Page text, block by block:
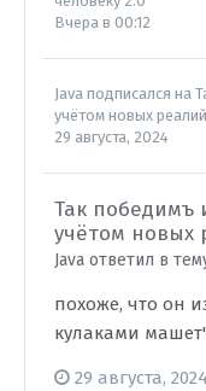
Вчера в 00:12
Java подписался на
учётом новых
29 августа, 2024
Так победимъ
учётом новых
Java ответил в
похоже, что он
кулаками
29 августа, 2024